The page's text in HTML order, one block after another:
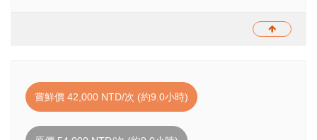
嘗鮮價 42,000 NTD/次 (約9.0小時)